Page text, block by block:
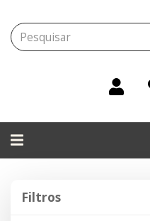
Alternar
Filtros